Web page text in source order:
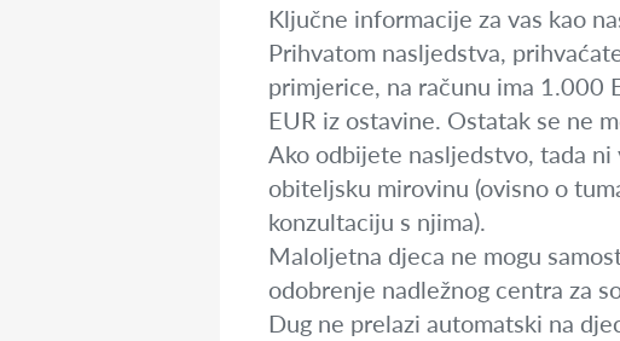
Ključne informacije za vas kao
Prihvatom nasljedstva,
primjerice, na računu ima 1.000
EUR iz ostavine. Ostatak se ne
Ako odbijete nasljedstvo, tada
obiteljsku mirovinu (ovisno o
konzultaciju s njima).
Maloljetna djeca ne mogu
odobrenje nadležnog centra za
Dug ne prelazi automatski na